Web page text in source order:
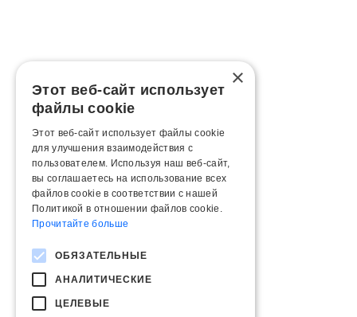
×
Этот веб-сайт использует
файлы cookie
Этот веб-сайт использует файлы cookie
для улучшения взаимодействия с
пользователем. Используя наш веб-сайт,
вы соглашаетесь на использование всех
файлов cookie в соответствии с нашей
Политикой в ​​отношении файлов cookie.
Прочитайте больше
ОБЯЗАТЕЛЬНЫЕ
АНАЛИТИЧЕСКИЕ
ЦЕЛЕВЫЕ